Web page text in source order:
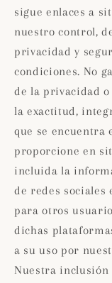
sigue enlaces a
nuestro control,
privacidad y
condiciones. No
de la privacidad
la exactitud,
que se encuentra
proporcione en
incluida la
de redes sociales
para otros
dichas
a su uso por
Nuestra inclusión